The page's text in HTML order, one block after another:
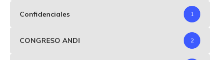
Confidenciales 1
CONGRESO ANDI 2